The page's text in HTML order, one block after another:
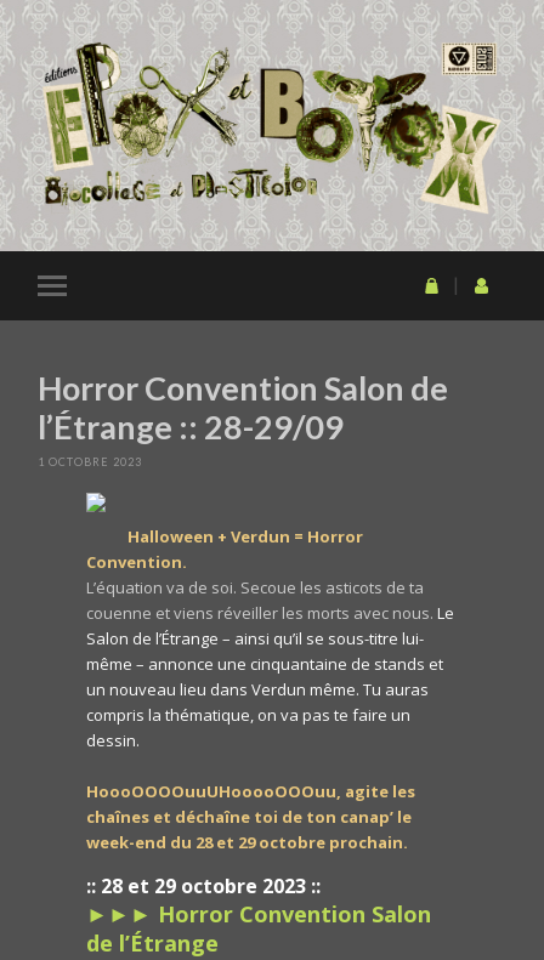
Horror Convention Salon de
l’Étrange :: 28-29/09
1 OCTOBRE 2023
Halloween + Verdun = Horror
Convention.
L’équation va de soi. Secoue les asticots de ta
couenne et viens réveiller les morts avec nous.Le
Salon de l’Étrange – ainsi qu’il se sous-titre lui-
même – annonce une cinquantaine de stands et
un nouveau lieu dans Verdun même. Tu auras
compris la thématique, on va pas te faire un
dessin.
HoooOOOOuuUHooooOOOuu, agite les
chaînes et déchaîne toi de ton canap’ le
week-end du 28 et 29 octobre prochain.
:: 28 et 29 octobre 2023 ::
►►► Horror Convention Salon
de l’Étrange